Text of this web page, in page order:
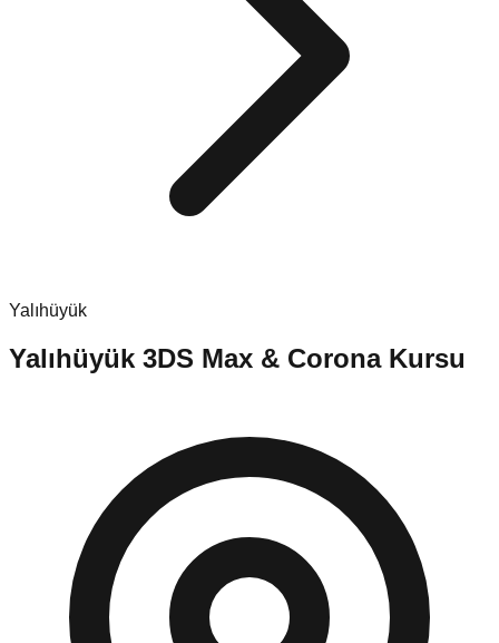
Yalıhüyük
Yalıhüyük 3DS Max & Corona Kursu